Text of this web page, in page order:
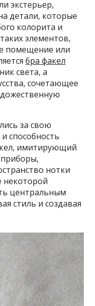
экстерьер,
детали, которые
колорита и
элементов,
помещение или
бра факел
света, а
сочетающее
за свою
способность
имитирующий
нотки
некоторой
центральным
стиль и создавая